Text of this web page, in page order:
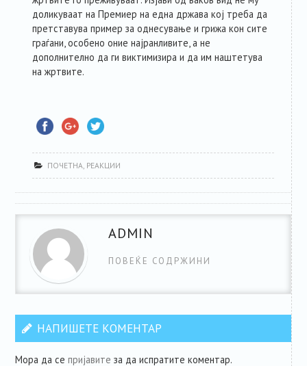
доликуваат на Премиер на една држава кој треба да
претставува пример за однесување и грижа кон сите
граѓани, особено оние најранливите, а не
дополнително да ги виктимизира и да им наштетува
на жртвите.
ПОЧЕТНА РЕАКЦИИ
ADMIN
ПОВЕЌЕ СОДРЖИНИ
НАПИШЕТЕ КОМЕНТАР
Мора да сепријавите за да испратите коментар.